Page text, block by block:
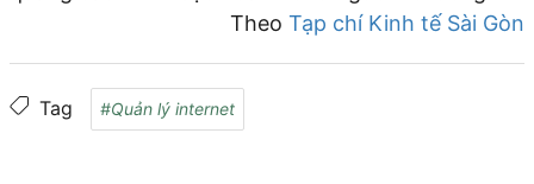
Theo Tạp chí Kinh tế Sài Gòn
Tag #Quản lý internet